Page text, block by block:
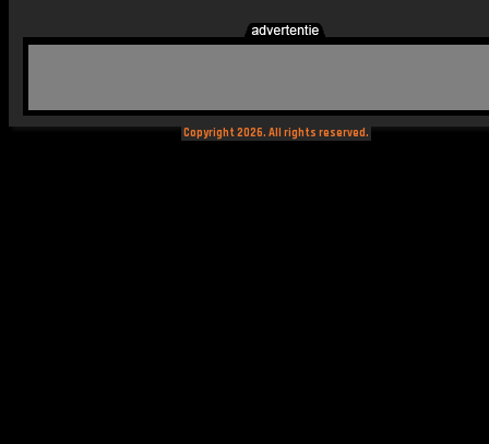
Copyright 2026. All rights reserved.